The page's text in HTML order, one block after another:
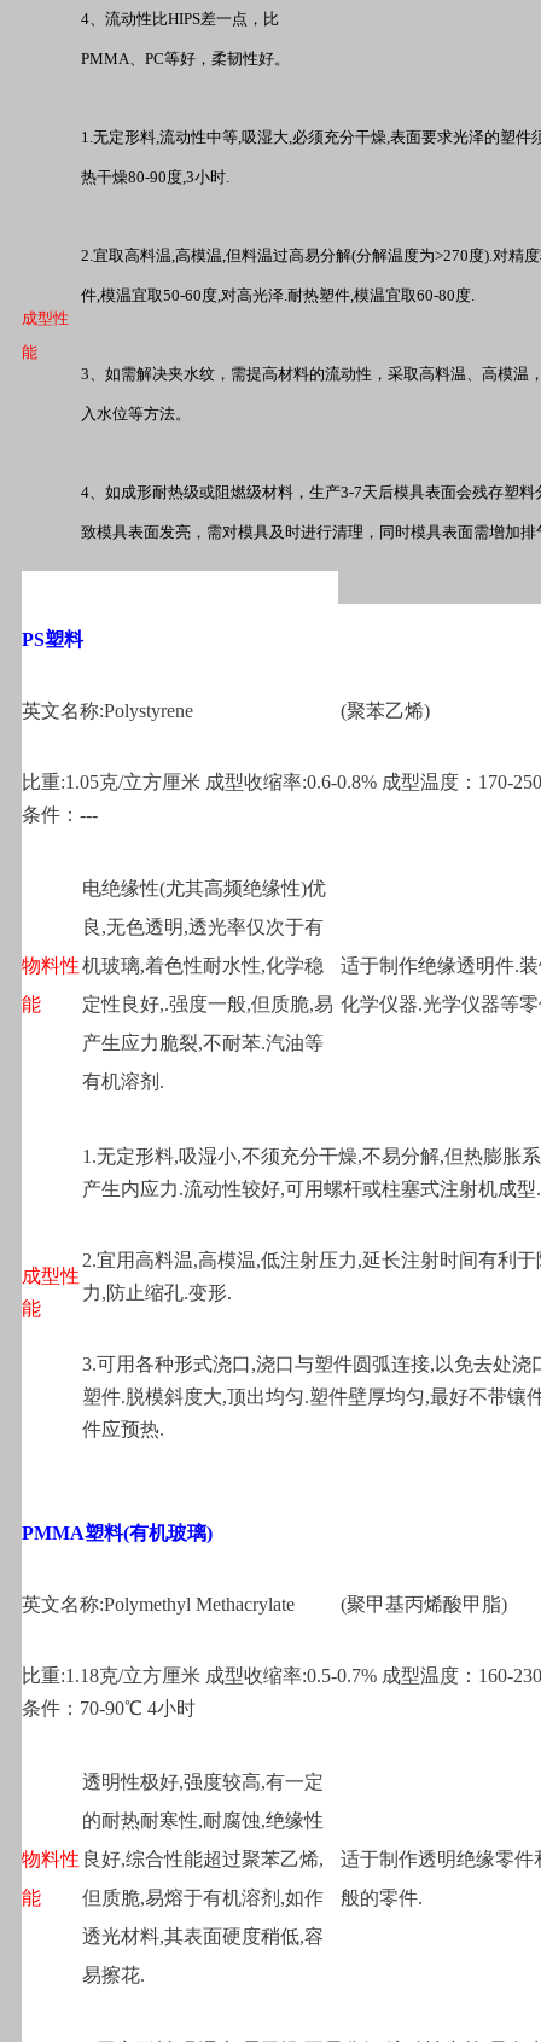
4、流动性比HIPS差一点，比
PMMA、 PC等好，柔韧性好。
成型性
能
1.无定形料,流动性中等,吸湿大,必须充分干燥,表面要求光泽的塑件
热干燥80-90度,3小时.
2.宜取高料温,高模温,但料温过高易分解(分解温度为>270度).对精
件,模温宜取50-60度,对高光泽.耐热塑件,模温宜取60-80度.
3、如需解决夹水纹，需提高材料的流动性，采取高料温、高模温
入水位等方法。
4、如成形耐热级或阻燃级材料，生产3-7天后模具表面会残存塑料
致模具表面发亮，需对模具及时进行清理，同时模具表面需增加排
PS塑料
英文名称:Polystyrene (聚苯乙烯)
比重:1.05克/立方厘米 成型收缩率:0.6-0.8% 成型温度：170-
条件：---
物料性
能
电绝缘性(尤其高频绝缘性)优
良,无色透明,透光率仅次于有
机玻璃,着色性耐水性,化学稳
定性良好,.强度一般,但质脆,易
产生应力脆裂,不耐苯.汽油等
有机溶剂.
适于制作绝缘透明件.
化学仪器.光学仪器等
成型性
能
1.无定形料,吸湿小,不须充分干燥,不易分解,但热膨胀
产生内应力.流动性较好,可用螺杆或柱塞式注射机成型.
2.宜用高料温,高模温,低注射压力,延长注射时间有利
力,防止缩孔.变形.
3.可用各种形式浇口,浇口与塑件圆弧连接,以免去处浇
塑件.脱模斜度大,顶出均匀.塑件壁厚均匀,最好不带镶
件应预热.
PMMA塑料(有机玻璃)
英文名称:Polymethyl Methacrylate (聚甲基丙烯酸甲脂)
比重:1.18克/立方厘米 成型收缩率:0.5-0.7% 成型温度：160-
条件：70-90℃ 4小时
物料性
能
透明性极好,强度较高,有一定
的耐热耐寒性,耐腐蚀,绝缘性
良好,综合性能超过聚苯乙烯,
但质脆,易熔于有机溶剂,如作
透光材料,其表面硬度稍低,容
易擦花.
适于制作透明绝缘零件
般的零件.